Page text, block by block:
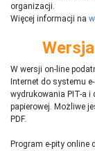
organizacji.
Więcej informacji na
W wersji on-line
Internet do systemu
wydrukowania PIT-a i
papierowej. Możliwe
PDF.
Program e-pity online